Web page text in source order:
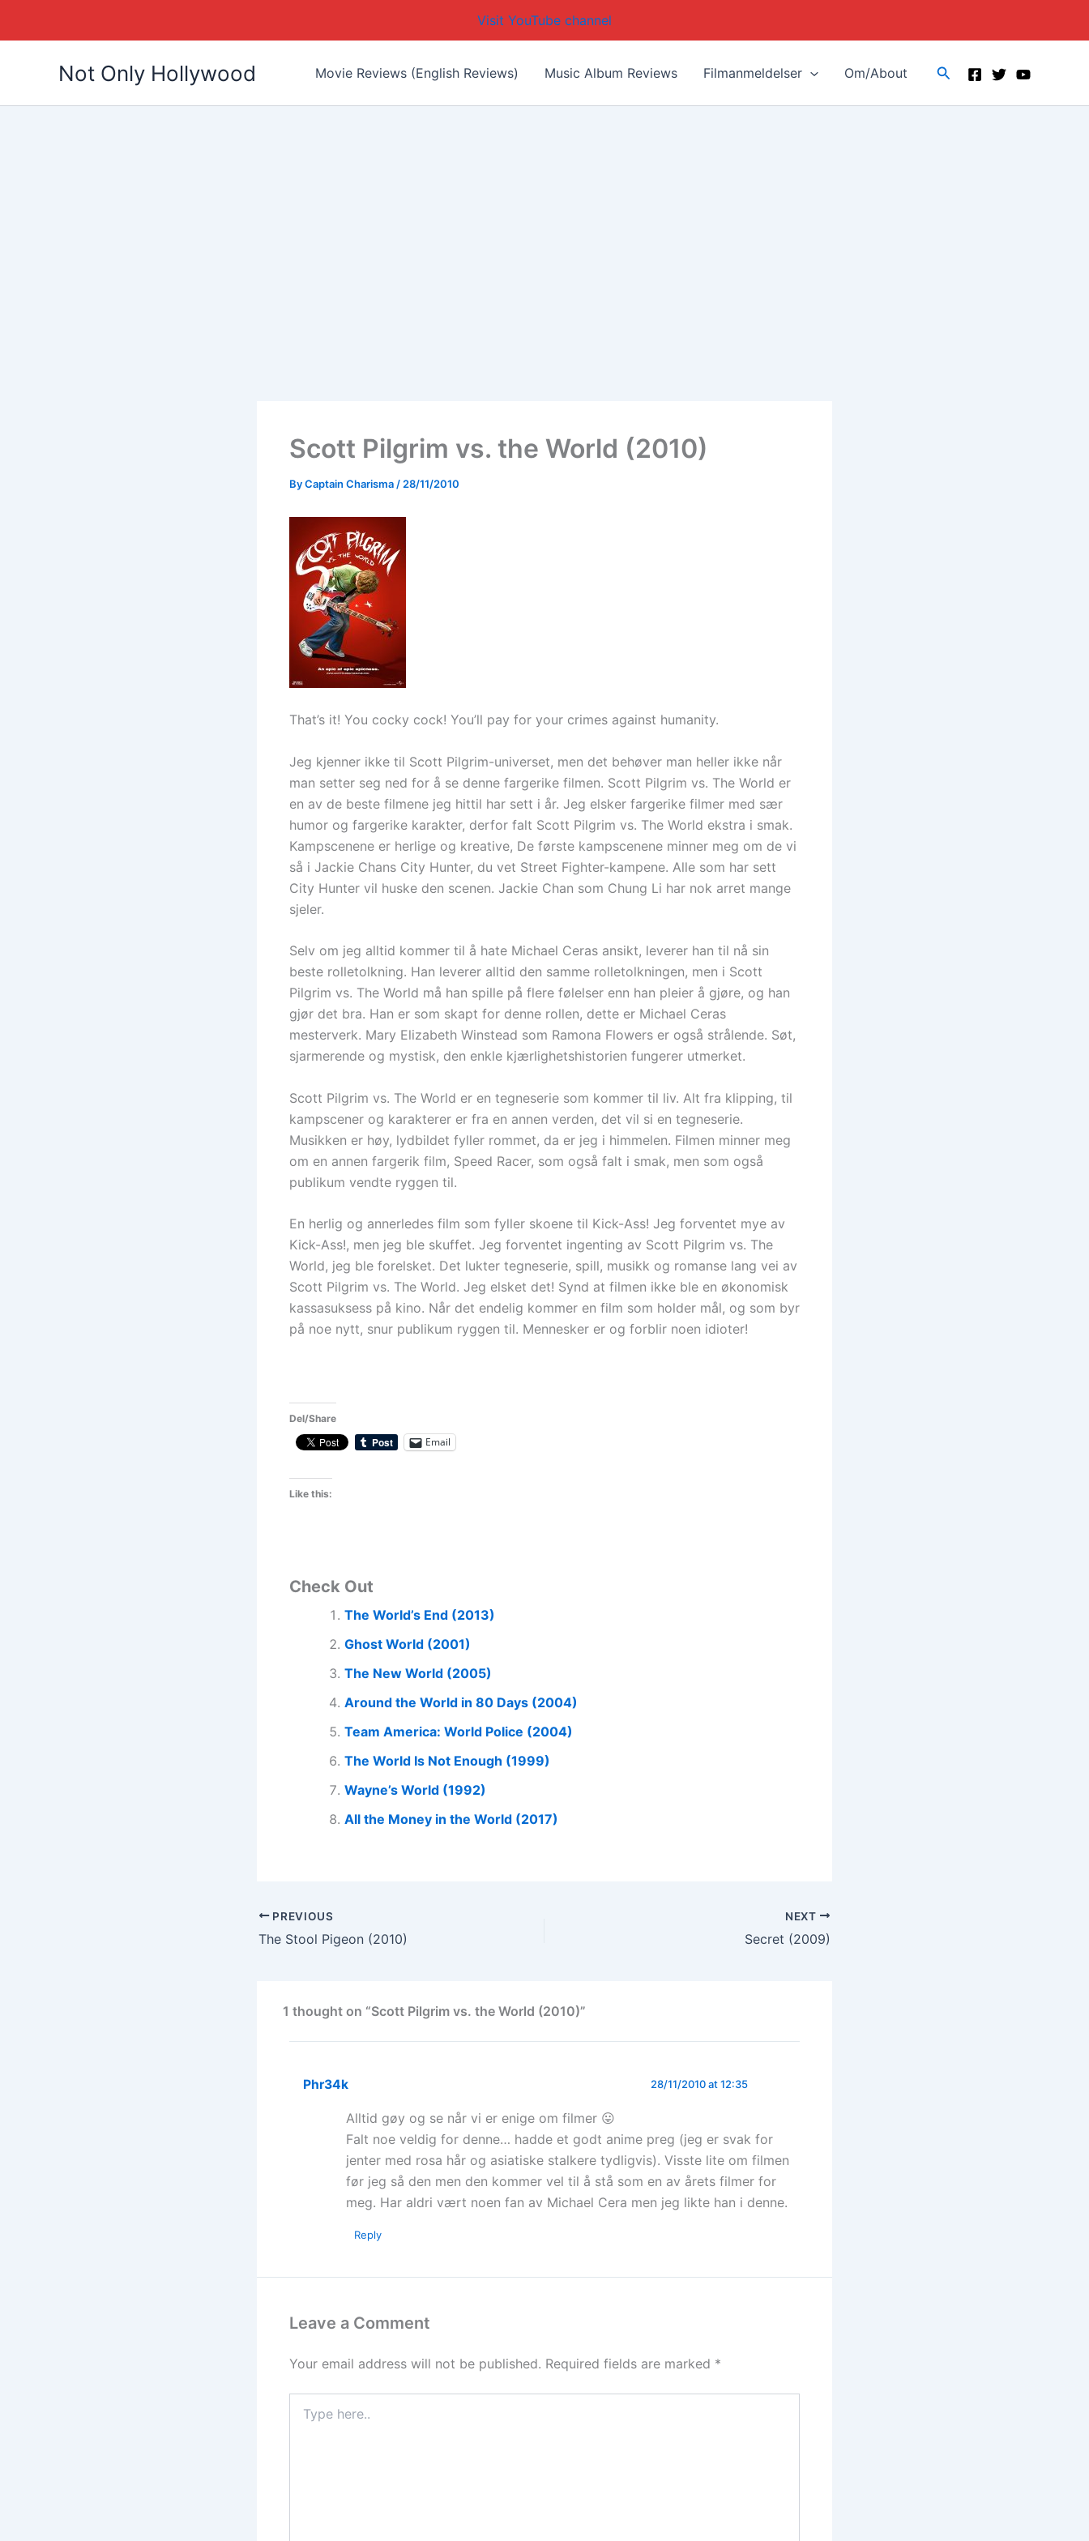
Visit YouTube channel
Not Only Hollywood Movie Reviews (English Reviews) Music Album Reviews Filmanmeldelser Om/About Search
Scott Pilgrim vs. the World (2010)
ByCaptain Charisma/28/11/2010
That’s it! You cocky cock! You’ll pay for your crimes against humanity.
Jeg kjenner ikke til Scott Pilgrim-universet, men det behøver man heller ikke når
man setter seg ned for å se denne fargerike filmen. Scott Pilgrim vs. The World er
en av de beste filmene jeg hittil har sett i år. Jeg elsker fargerike filmer med sær
humor og fargerike karakter, derfor falt Scott Pilgrim vs. The World ekstra i smak.
Kampscenene er herlige og kreative, De første kampscenene minner meg om de vi
så i Jackie Chans City Hunter, du vet Street Fighter-kampene. Alle som har sett
City Hunter vil huske den scenen. Jackie Chan som Chung Li har nok arret mange
sjeler.
Selv om jeg alltid kommer til å hate Michael Ceras ansikt, leverer han til nå sin
beste rolletolkning. Han leverer alltid den samme rolletolkningen, men i Scott
Pilgrim vs. The World må han spille på flere følelser enn han pleier å gjøre, og han
gjør det bra. Han er som skapt for denne rollen, dette er Michael Ceras
mesterverk. Mary Elizabeth Winstead som Ramona Flowers er også strålende. Søt,
sjarmerende og mystisk, den enkle kjærlighetshistorien fungerer utmerket.
Scott Pilgrim vs. The World er en tegneserie som kommer til liv. Alt fra klipping, til
kampscener og karakterer er fra en annen verden, det vil si en tegneserie.
Musikken er høy, lydbildet fyller rommet, da er jeg i himmelen. Filmen minner meg
om en annen fargerik film, Speed Racer, som også falt i smak, men som også
publikum vendte ryggen til.
En herlig og annerledes film som fyller skoene til Kick-Ass! Jeg forventet mye av
Kick-Ass!, men jeg ble skuffet. Jeg forventet ingenting av Scott Pilgrim vs. The
World, jeg ble forelsket. Det lukter tegneserie, spill, musikk og romanse lang vei av
Scott Pilgrim vs. The World. Jeg elsket det! Synd at filmen ikke ble en økonomisk
kassasuksess på kino. Når det endelig kommer en film som holder mål, og som byr
på noe nytt, snur publikum ryggen til. Mennesker er og forblir noen idioter!
Del/Share
Email
Like this:
Check Out
The World’s End (2013)
Ghost World (2001)
The New World (2005)
Around the World in 80 Days (2004)
Team America: World Police (2004)
The World Is Not Enough (1999)
Wayne’s World (1992)
All the Money in the World (2017)
PREVIOUS
The Stool Pigeon (2010)
NEXT
Secret (2009)
1 thought on “Scott Pilgrim vs. the World (2010)”
Phr34k 28/11/2010 at 12:35
Alltid gøy og se når vi er enige om filmer 😛
Falt noe veldig for denne… hadde et godt anime preg (jeg er svak for
jenter med rosa hår og asiatiske stalkere tydligvis). Visste lite om filmen
før jeg så den men den kommer vel til å stå som en av årets filmer for
meg. Har aldri vært noen fan av Michael Cera men jeg likte han i denne.
Reply
Leave a Comment
Your email address will not be published. Required fields are marked *
here..